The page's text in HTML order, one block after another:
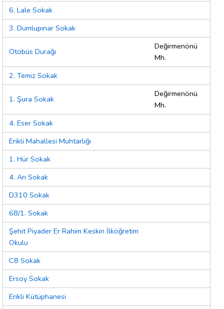
6. Lale Sokak
3. Dumlupınar Sokak
Otobüs Durağı
Değirmenönü
Mh.
2. Temiz Sokak
1. Şura Sokak
Değirmenönü
Mh.
4. Eser Sokak
Erikli Mahallesi Muhtarlığı
1. Hür Sokak
4. Arı Sokak
D310 Sokak
68/1. Sokak
Şehit Piyader Er Rahim Keskin İlköğretim
Okulu
C8 Sokak
Ersoy Sokak
Erikli Kütüphanesi